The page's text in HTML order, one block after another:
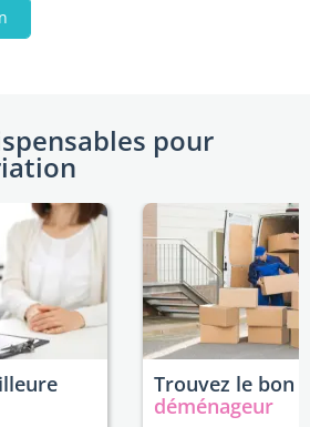
pour
Trouvez le bon
déménageur